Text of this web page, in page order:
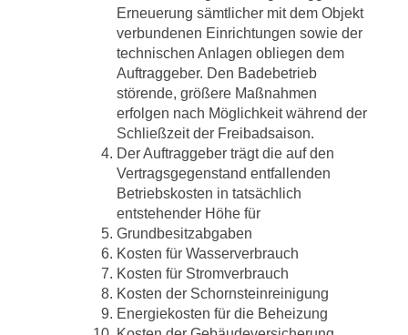
Erneuerung sämtlicher mit dem Objekt
verbundenen Einrichtungen sowie der
technischen Anlagen obliegen dem
Auftraggeber. Den Badebetrieb
störende, größere Maßnahmen
erfolgen nach Möglichkeit während der
Schließzeit der Freibadsaison.
Der Auftraggeber trägt die auf den
Vertragsgegenstand entfallenden
Betriebskosten in tatsächlich
entstehender Höhe für
Grundbesitzabgaben
Kosten für Wasserverbrauch
Kosten für Stromverbrauch
Kosten der Schornsteinreinigung
Energiekosten für die Beheizung